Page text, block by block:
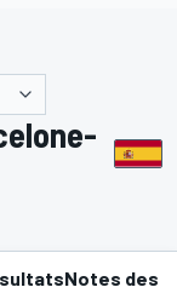
Notes des